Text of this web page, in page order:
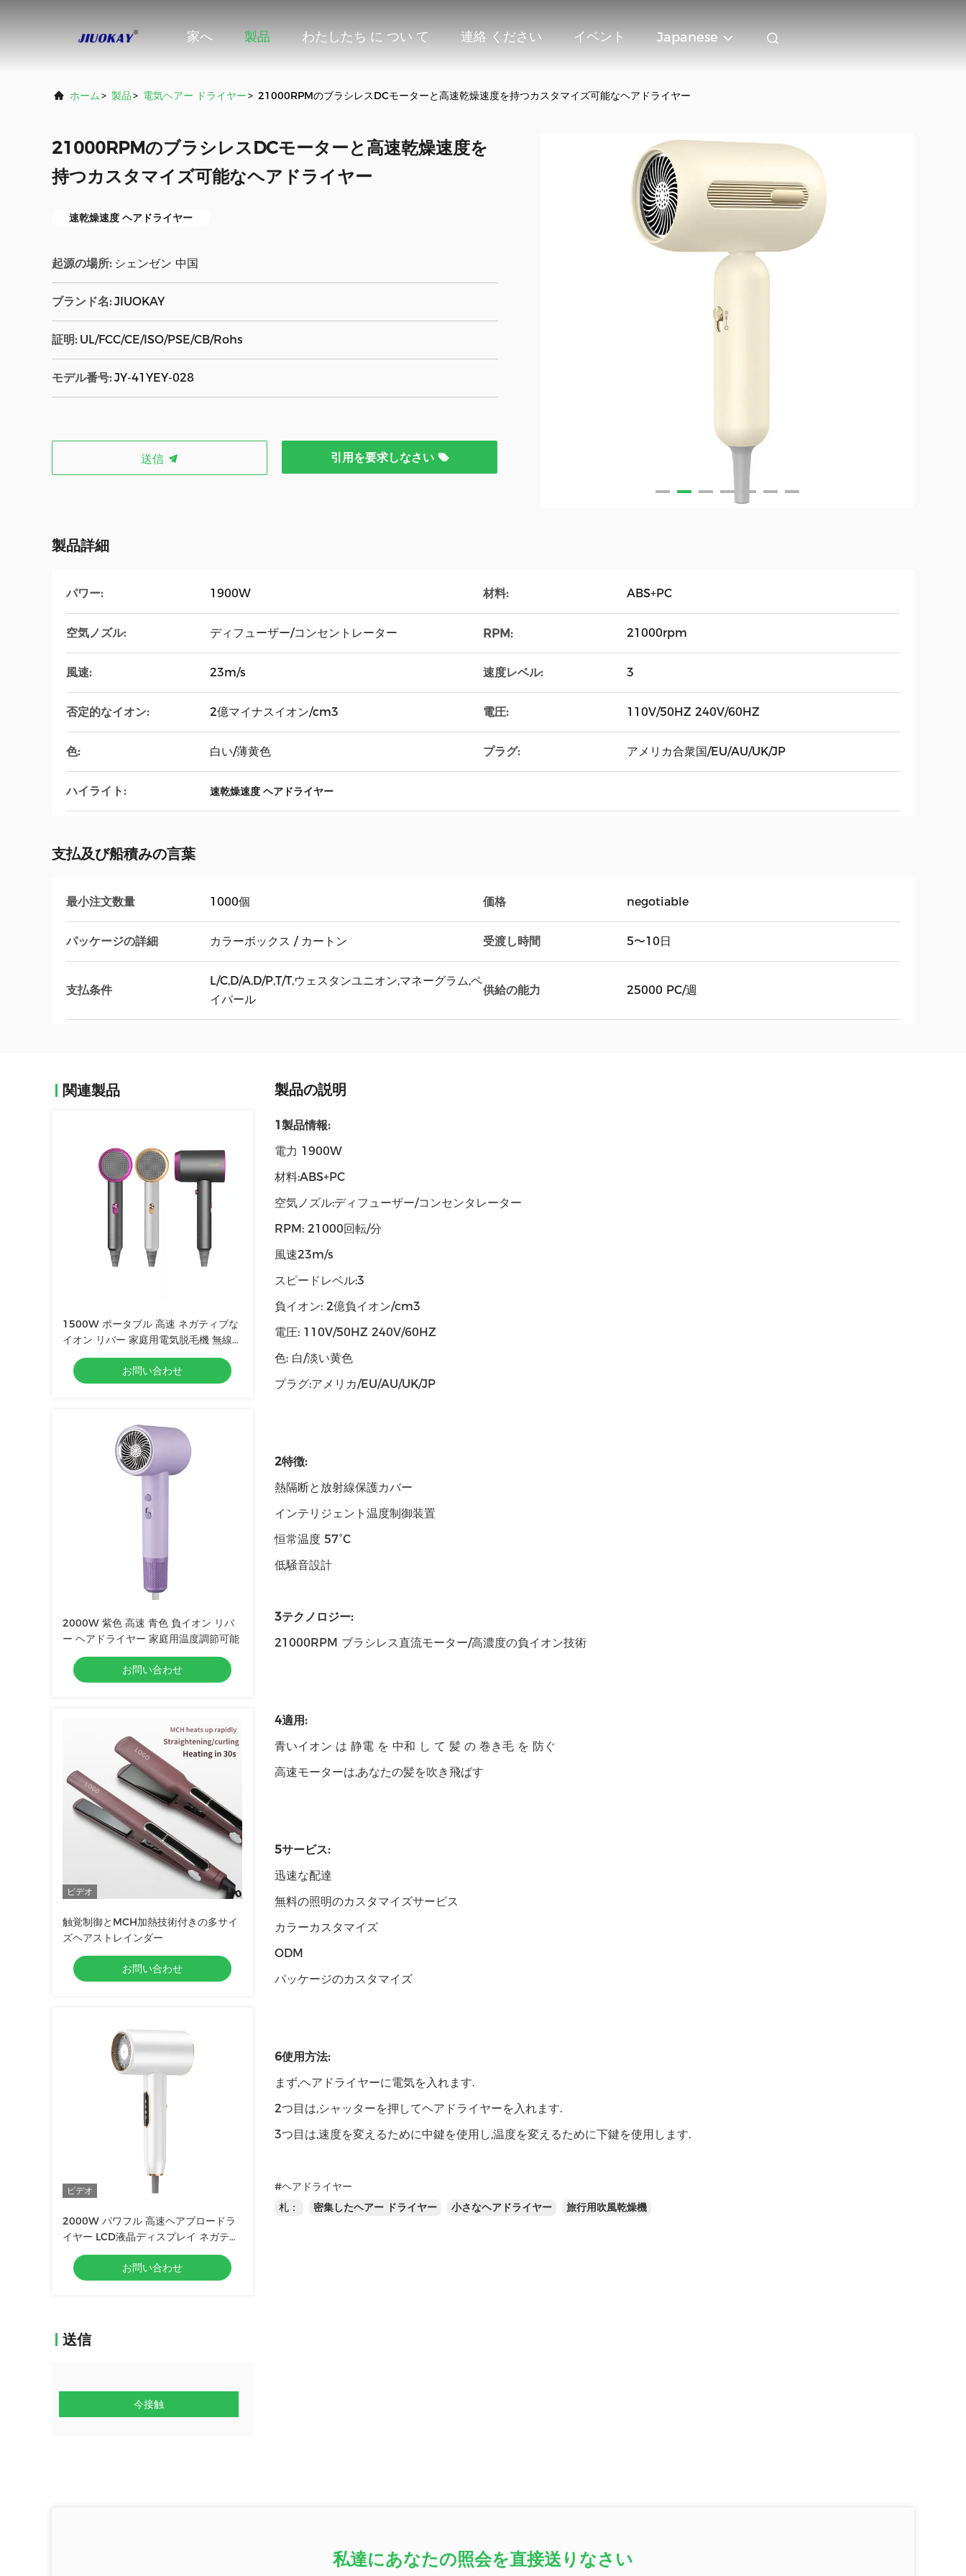
家へ 製品 わたしたち に つい て 連絡 ください イベント Japanese
ホーム> 製品> 電気ヘアー ドライヤー> 21000RPMのブラシレスDCモーターと高速乾燥速度を持つカスタマイズ可能なヘアドライヤー
21000RPMのブラシレスDCモーターと高速乾燥速度を
持つカスタマイズ可能なヘアドライヤー
速乾燥速度 ヘアドライヤー
起源の場所: シェンゼン 中国
ブランド名: JIUOKAY
証明: UL/FCC/CE/ISO/PSE/CB/Rohs
モデル番号: JY-41YEY-028
送信 引用を要求しなさい
製品詳細
パワー: 1900W 材料: ABS+PC
空気ノズル: ディフューザー/コンセントレーター RPM: 21000rpm
風速: 23m/s 速度レベル: 3
否定的なイオン: 2億マイナスイオン/cm3 電圧: 110V/50HZ 240V/60HZ
色: 白い/薄黄色 プラグ: アメリカ合衆国/EU/AU/UK/JP
ハイライト: 速乾燥速度 ヘアドライヤー
支払及び船積みの言葉
最小注文数量 1000個 価格 negotiable
パッケージの詳細 カラーボックス / カートン 受渡し時間 5〜10日
支払条件
L/C,D/A,D/P,T/T,ウェスタンユニオン,マネーグラム,ペ
イパール
供給の能力 25000 PC/週
関連製品
1500W ポータブル 高速 ネガティブな
イオン リバー 家庭用電気脱毛機 無線プ
ロフェッショナル
お問い合わせ
2000W 紫色 高速 青色 負イオン リバ
ー ヘアドライヤー 家庭用温度調節可能
お問い合わせ
ビデオ
触覚制御とMCH加熱技術付きの多サイ
ズヘアストレインダー
お問い合わせ
ビデオ
2000W パワフル 高速ヘアブロードラ
イヤー LCD液晶ディスプレイ ネガティ
ブイオン サロンヘアドライヤー
お問い合わせ
送信
今接触
製品の説明
1製品情報:
電力 1900W
材料:ABS+PC
空気ノズル:ディフューザー/コンセンタレーター
RPM: 21000回転/分
風速23m/s
スピードレベル:3
負イオン: 2億負イオン/cm3
電圧: 110V/50HZ 240V/60HZ
色: 白/淡い黄色
プラグ:アメリカ/EU/AU/UK/JP
2特徴:
熱隔断と放射線保護カバー
インテリジェント温度制御装置
恒常温度 57°C
低騒音設計
3テクノロジー:
21000RPM ブラシレス直流モーター/高濃度の負イオン技術
4適用:
青いイオン は 静電 を 中和 し て 髪 の 巻き毛 を 防ぐ
高速モーターは,あなたの髪を吹き飛ばす
5サービス:
迅速な配達
無料の照明のカスタマイズサービス
カラーカスタマイズ
ODM
パッケージのカスタマイズ
6使用方法:
まず,ヘアドライヤーに電気を入れます.
2つ目は,シャッターを押してヘアドライヤーを入れます.
3つ目は,速度を変えるために中鍵を使用し,温度を変えるために下鍵を使用します.
#ヘアドライヤー
札：
密集したヘアー ドライヤー 小さなヘアドライヤー 旅行用吹風乾燥機
私達にあなたの照会を直接送りなさい